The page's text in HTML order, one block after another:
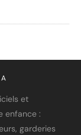
et
enfance :
garderies